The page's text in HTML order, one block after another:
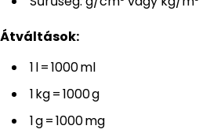
Átváltások:
1 l = 1000 ml
1 kg = 1000 g
1 g = 1000 mg